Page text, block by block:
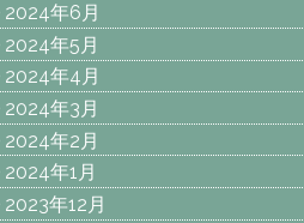
2024年6月
2024年5月
2024年4月
2024年3月
2024年2月
2024年1月
2023年12月